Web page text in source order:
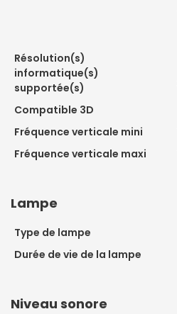
Résolution(s)
informatique(s)
supportée(s)
Compatible 3D
Fréquence verticale mini
Fréquence verticale maxi
Lampe
Type de lampe
Durée de vie de la lampe
Niveau sonore